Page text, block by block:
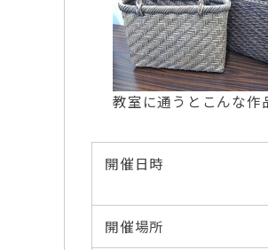
教室に通うとこんな作
開催日時
開催場所